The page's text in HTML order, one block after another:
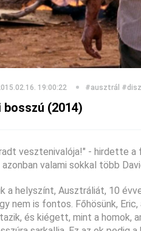
19:00:22 #ausztrál
(2014)
vesztenivalója!" - hirdette
azonban valami sokkal több
a helyszínt, Ausztráliát, 10
nem is fontos. Főhösünk,
és kiégett, mint a homok,